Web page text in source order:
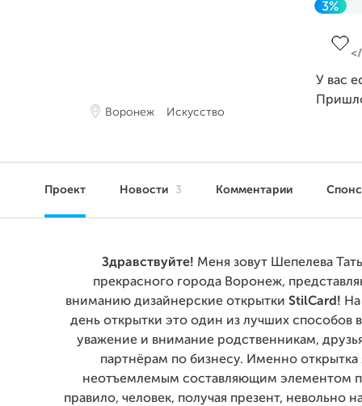
Воронеж Искусство
3%
У вас
Проект Новости 3 Комментарии
Здравствуйте! Меня зовут Шепелева
прекрасного города Воронеж,
вниманию дизайнерские открытки StilCard!
день открытки это один из лучших способов
уважение и внимание родственникам,
партнёрам по бизнесу. Именно открытка
неотъемлемым составляющим элементом
правило, человек, получая презент, невольно